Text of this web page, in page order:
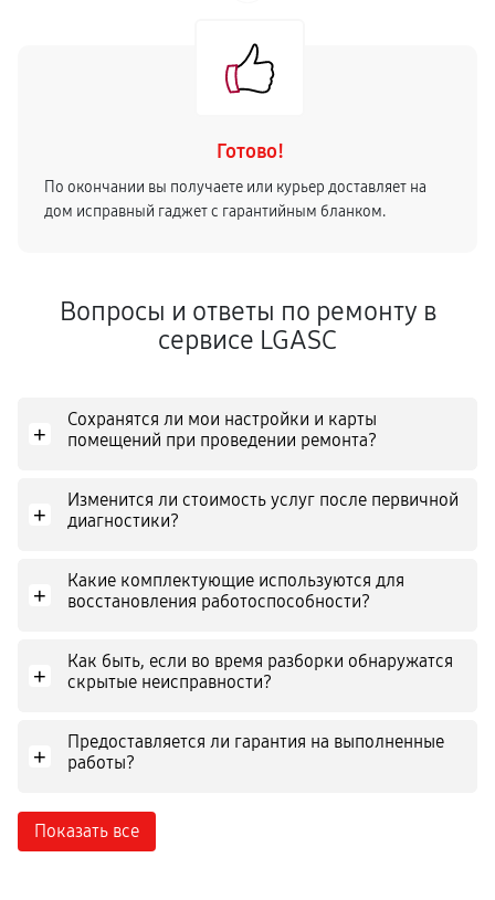
Готово!
По окончании вы получаете или курьер доставляет на
дом исправный гаджет с гарантийным бланком.
Вопросы и ответы по ремонту в
сервисе LGASC
+
Сохранятся ли мои настройки и карты
помещений при проведении ремонта?
+
Изменится ли стоимость услуг после первичной
диагностики?
+
Какие комплектующие используются для
восстановления работоспособности?
+
Как быть, если во время разборки обнаружатся
скрытые неисправности?
+
Предоставляется ли гарантия на выполненные
работы?
Показать все